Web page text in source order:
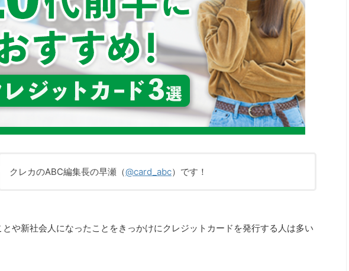
クレカのABC編集長の早瀬（@card_abc）です！
や新社会人になったことをきっかけにクレジットカードを発行する人は多い